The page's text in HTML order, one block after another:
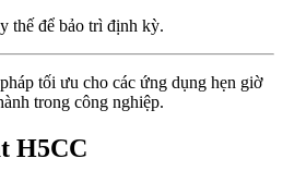
thế để bảo trì định kỳ.
tối ưu cho các ứng dụng hẹn giờ
trong công nghiệp.
H5CC